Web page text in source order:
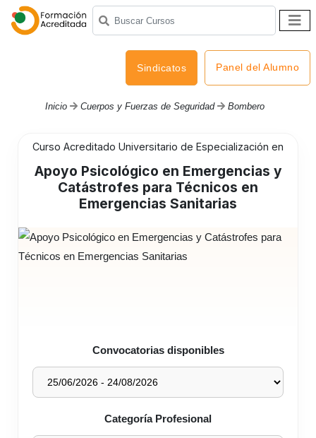
Sindicatos Panel del Alumno
Inicio Cuerpos y Fuerzas de Seguridad Bombero
Curso Acreditado Universitario de Especialización en
Apoyo Psicológico en Emergencias y
Catástrofes para Técnicos en
Emergencias Sanitarias
Convocatorias disponibles
Categoría Profesional